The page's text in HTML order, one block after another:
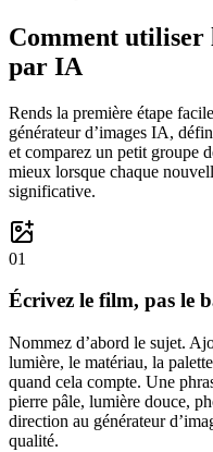
Comment utiliser
par IA
Rends la première étape
générateur d’images IA,
et comparez un petit groupe
mieux lorsque chaque
significative.
01
Écrivez le film, pas le
Nommez d’abord le sujet.
lumière, le matériau, la
quand cela compte. Une
pierre pâle, lumière douce,
direction au générateur
qualité.